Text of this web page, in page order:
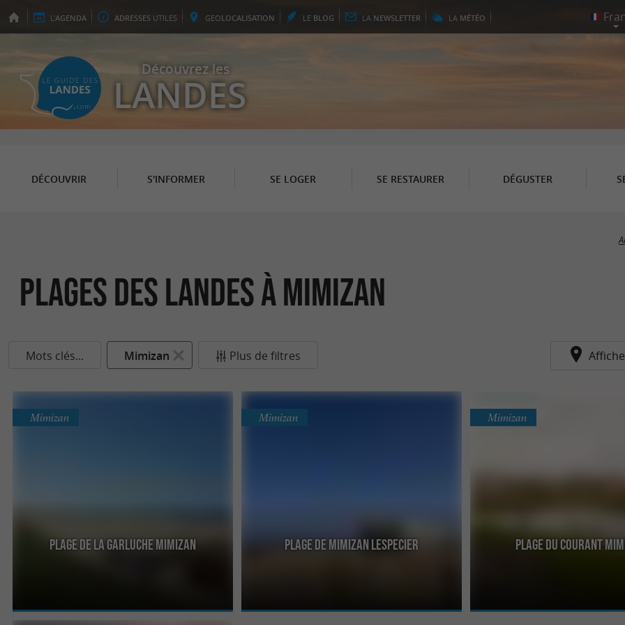
L'AGENDA ADRESSES UTILES GEOLOCALISATION LE BLOG LA NEWSLETTER LA MÉTÉO
Découvrez les
LANDES
DÉCOUVRIR S'INFORMER SE LOGER SE RESTAURER DÉGUSTER
Plages des Landes à Mimizan
Mots clés... Mimizan Plus de filtres
Plage de la Garluche Mimizan
Mimizan
Les chiens sont autorisés sur cette plage, qui est
Plage de Mimizan Lespecier
Mimizan
C’est une plage sauvage, de celles que l’on atteint
Plage du Courant
Mimizan
C’est une des plus belles plages des